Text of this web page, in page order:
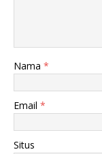
Nama *
Email *
Situs